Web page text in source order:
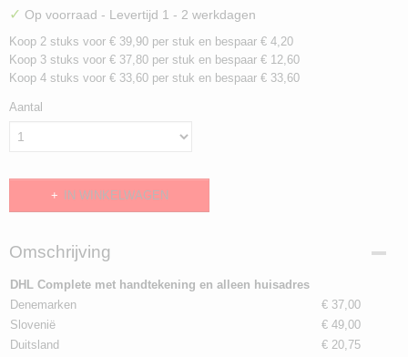
✓ Op voorraad - Levertijd 1 - 2 werkdagen
Koop 2 stuks voor € 39,90 per stuk en bespaar € 4,20
Koop 3 stuks voor € 37,80 per stuk en bespaar € 12,60
Koop 4 stuks voor € 33,60 per stuk en bespaar € 33,60
Aantal
IN WINKELWAGEN
Omschrijving
DHL Complete met handtekening en alleen huisadres
Denemarken
€ 37,00
Slovenië
€ 49,00
Duitsland
€ 20,75